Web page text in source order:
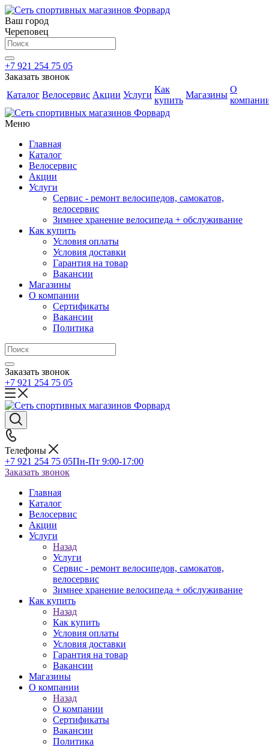
Ваш город
Череповец
+7 921 254 75 05
Заказать звонок
Каталог Велосервис Акции Услуги
Как
купить
Магазины
О
Меню
Главная
Каталог
Велосервис
Акции
Услуги
Сервис - ремонт велосипедов, самокатов,
велосервис
Зимнее хранение велосипеда + обслуживание
Как купить
Условия оплаты
Условия доставки
Гарантия на товар
Вакансии
Магазины
О компании
Сертификаты
Вакансии
Политика
Заказать звонок
+7 921 254 75 05
Телефоны
+7 921 254 75 05Пн-Пт 9:00-17:00
Заказать звонок
Главная
Каталог
Велосервис
Акции
Услуги
Назад
Услуги
Сервис - ремонт велосипедов, самокатов,
велосервис
Зимнее хранение велосипеда + обслуживание
Как купить
Назад
Как купить
Условия оплаты
Условия доставки
Гарантия на товар
Вакансии
Магазины
О компании
Назад
О компании
Сертификаты
Вакансии
Политика